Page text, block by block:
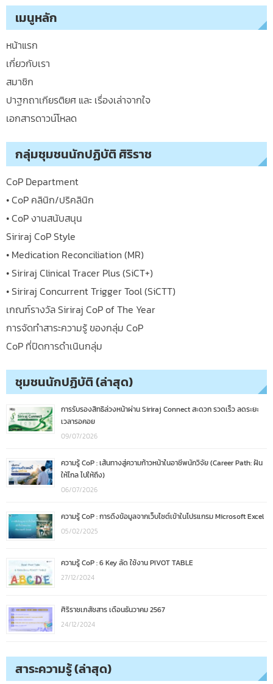
เมนูหลัก
หน้าแรก
เกี่ยวกับเรา
สมาชิก
ปาฐกถาเกียรติยศ และ เรื่องเล่าจากใจ
เอกสารดาวน์โหลด
กลุ่มชุมชนนักปฏิบัติ ศิริราช
CoP Department
• CoP คลินิก/ปริคลินิก
• CoP งานสนับสนุน
Siriraj CoP Style
• Medication Reconciliation (MR)
• Siriraj Clinical Tracer Plus (SiCT+)
• Siriraj Concurrent Trigger Tool (SiCTT)
เกณฑ์รางวัล Siriraj CoP of The Year
การจัดทำสาระความรู้ ของกลุ่ม CoP
CoP ที่ปิดการดำเนินกลุ่ม
ชุมชนนักปฏิบัติ (ล่าสุด)
การรับรองสิทธิล่วงหน้าผ่าน Siriraj Connect สะดวก รวดเร็ว ลดระยะ
เวลารอคอย
09/07/2026
ความรู้ CoP : เส้นทางสู่ความก้าวหน้าในอาชีพนักวิจัย (Career Path: ฝัน
ให้ไกล ไปให้ถึง)
06/07/2026
ความรู้ CoP : การดึงข้อมูลจากเว็บไซต์เข้าในโปรแกรม Microsoft Excel
05/02/2025
ความรู้ CoP : 6 Key ลัด ใช้งาน PIVOT TABLE
27/12/2024
ศิริราชเภสัชสาร เดือนธันวาคม 2567
24/12/2024
สาระความรู้ (ล่าสุด)